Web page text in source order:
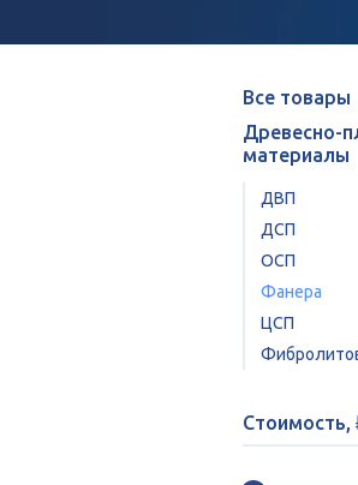
Все товары
Древесно-
материалы
ДВП
ДСП
ОСП
Фанера
ЦСП
Стоимость,